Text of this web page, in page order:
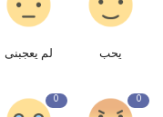
يحب لم يعجبنى
0
0